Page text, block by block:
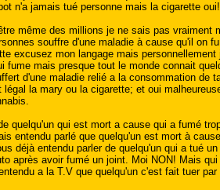
n'a jamais tué personne mais la cigarette oui!
même des millions je ne sais pas vraiment
souffre d'une maladie à cause qu'il on
excusez mon langage mais personnellement
fume mais presque tout le monde connait
d'une maladie relié a la consommation de
la mary ou la cigarette; et oui
quelqu'un qui est mort a cause qui a fumé
entendu parlé que quelqu'un est mort à cause
déjà entendu parler de quelqu'un qui a tué un
après avoir fumé un joint. Moi NON! Mais qui
a la T.V que quelqu'un c'est fait tuer par